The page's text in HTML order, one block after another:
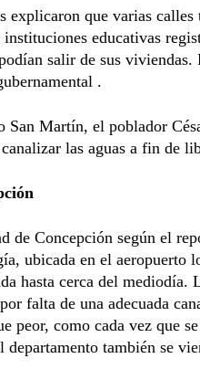
explicaron que varias calles
instituciones educativas
salir de sus
.
San Martín, el poblador
las aguas a fin de
de Concepción según el
ubicada en el aeropuerto
hasta cerca del mediodía.
falta de una adecuada
peor, como cada vez que
departamento también se